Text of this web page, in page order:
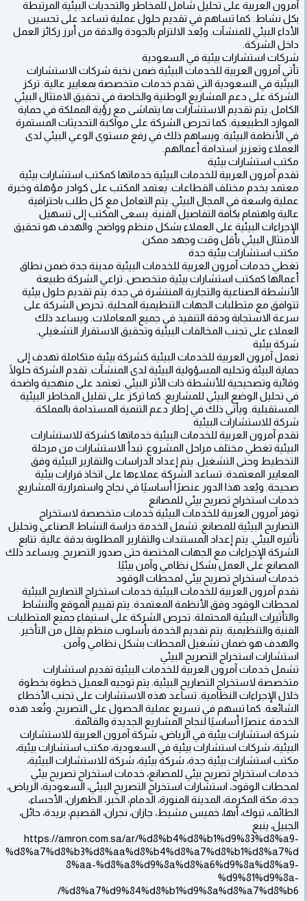
آمرون العربية على تحليل شامل للمخاطر والتحديات البيئية المرتبطة
بكل نشاط. كما تساهم في تقديم حلول عملية تساعد على تحسين
الأداء البيئي للمنشآت. ويُعد الالتزام بالجودة والدقة من أبرز ركائز العمل
داخل الشركة.
شركات استشارات بيئية في السعودية
تأتي آمرون العربية للخدمات البيئية ضمن نخبة شركات الاستشارات
البيئية في السعودية التي تقدم خدمات متخصصة بمعايير عالية. تركز
الشركة على دعم المشاريع الوطنية والخاصة في تحقيق الامتثال البيئي
الكامل. يتم تقديم الاستشارات بما يتماشى مع رؤية المملكة في حماية
الموارد الطبيعية. كما تحرص الشركة على مواكبة التحديثات المستمرة
في الأنظمة البيئية. ويساهم ذلك في رفع مستوى الوعي البيئي لدى
العملاء وتعزيز استدامة أعمالهم.
مكتب استشارات بيئية
تقدم آمرون العربية للخدمات البيئية خدماتها كمكتب استشارات بيئية
معتمد يخدم مختلف القطاعات. يعتمد المكتب على كوادر مؤهلة وخبرة
عملية واسعة في المجال البيئي. يتم التعامل مع كل طلب باحترافية
عالية واهتمام بكافة التفاصيل الفنية. يسعى المكتب إلى تسهيل
الإجراءات البيئية على العملاء بشكل منظم وواضح. والهدف هو تحقيق
الامتثال البيئي بأقل وقت وجهد ممكن.
مكتب استشارات بيئية جدة
تغطي خدمات آمرون العربية للخدمات البيئية مدينة جدة ضمن نطاق
أعمالها كمكتب استشارات بيئية متخصص. تراعي الشركة طبيعة
الأنشطة الصناعية والتجارية المنتشرة في جدة. يتم تقديم حلول بيئية
تتوافق مع متطلبات الجهات التنظيمية المحلية. تحرص الشركة على
سرعة الاستجابة ودقة التنفيذ في جميع المعاملات. ويساعد ذلك
العملاء على تجنب المخالفات البيئية وتحقيق الاستقرار التشغيلي.
شركة بيئية
تعمل آمرون العربية للخدمات البيئية كشركة بيئية متكاملة تهدف إلى
حماية البيئة وتحليه المسؤولية البيئية لدى المنشآت. تقدم الشركة حلولًا
وقائية وتصحيحية للأنشطة ذات الأثر البيئي. تعتمد على منهجية واضحة
في تحليل الوضع البيئي للمشاريع. كما تركز على تقليل المخاطر البيئية
المستقبلية. ويأتي ذلك في إطار دعم التنمية المستدامة بالمملكة.
شركة للاستشارات البيئية
تقدم آمرون العربية للخدمات البيئية خدماتها كشركة للاستشارات
البيئية تغطي مختلف مراحل المشروع. تبدأ الاستشارات من مرحلة
التخطيط وحتى التشغيل. يتم إعداد الدراسات والتقارير البيئية وفق
المعايير المعتمدة. تساعد الشركة عملاءها على اتخاذ قرارات بيئية
صحيحة. ويُعد هذا الدور عنصرًا أساسيًا في نجاح واستمرارية المشاريع.
خدمات استخراج تصريح بيئي للمصانع
توفر آمرون العربية للخدمات البيئية خدمات متخصصة لاستخراج
التصاريح البيئية للمصانع. تشمل الخدمة دراسة النشاط الصناعي وتحليل
تأثيره البيئي. يتم إعداد المستندات والتقارير المطلوبة بدقة عالية. تتابع
الشركة الإجراءات مع الجهات المختصة حتى صدور التصريح. ويساعد ذلك
المصانع على العمل بشكل نظامي وآمن بيئيًا.
خدمات استخراج تصريح بيئي لمحطات الوقود
تقدم آمرون العربية للخدمات البيئية خدمات استخراج التصاريح البيئية
لمحطات الوقود وفق الأنظمة المعتمدة. يتم تقييم الموقع والنشاط
والتأثيرات البيئية المحتملة. تحرص الشركة على استيفاء جميع المتطلبات
الفنية والتنظيمية. يتم تقديم الخدمة بأسلوب منظم يقلل من التأخير.
والهدف هو ضمان تشغيل المحطات بشكل نظامي وآمن.
استشارات استخراج التصريح البيئي
تشمل خدمات آمرون العربية للخدمات البيئية تقديم استشارات
متخصصة لاستخراج التصاريح البيئية. يتم توجيه العميل خطوة بخطوة
خلال الإجراءات النظامية. تساعد هذه الاستشارات على تجنب الأخطاء
الشائعة. كما تسهم في تسريع عملية الحصول على التصريح. وتُعد هذه
الخدمة عنصرًا أساسيًا لنجاح المشاريع الجديدة والقائمة.
شركة استشارات بيئية في الرياض، شركة آمرون العربية للاستشارات
البيئية، شركات استشارات بيئية في السعودية، مكتب استشارات بيئية،
مكتب استشارات بيئية جدة، شركة بيئية، شركة للاستشارات البيئية،
خدمات استخراج تصريح بيئي للمصانع، خدمات استخراج تصريح بيئي
لمحطات الوقود، استشارات استخراج التصريح البيئي، السعودية، الرياض،
جدة، مكة المكرمة، المدينة المنورة، الدمام، الخبر، الظهران، الأحساء،
الطائف، تبوك، أبها، خميس مشيط، جازان، نجران، القصيم، بريدة، حائل،
الجبيل، ينبع
https://amron.com.sa/ar/%d8%b4%d8%b1%d9%83%d8%a9-
%d8%a7%d8%b3%d8%aa%d8%b4%d8%a7%d8%b1%d8%a7%d
8%aa-%d8%a8%d9%8a%d8%a6%d9%8a%d8%a9-
%d9%81%d9%8a-
%d8%a7%d9%84%d8%b1%d9%8a%d8%a7%d8%b6/